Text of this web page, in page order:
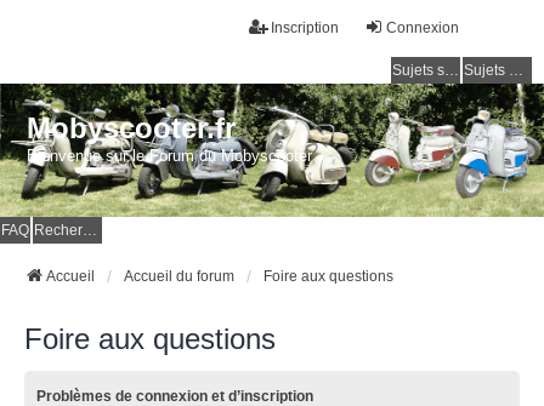
Connexion
Inscription
Sujets sans réponse Sujets actifs
Mobyscooter.fr
Bienvenue sur le Forum du Mobyscooter
FAQ Rechercher
Accueil Accueil du forum Foire aux questions
Foire aux questions
Problèmes de connexion et d’inscription